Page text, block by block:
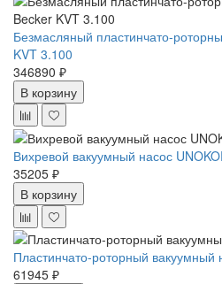
Безмасляный пластинчато-
KVT 3.100
346890 ₽
В корзину
Вихревой вакуумный насос
35205 ₽
В корзину
Пластинчато-роторный вакуумный
61945 ₽